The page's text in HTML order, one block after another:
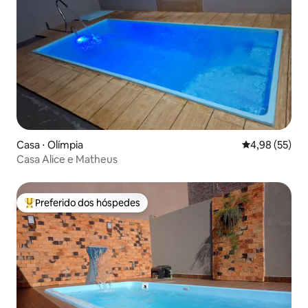
Casa ⋅ Olímpia 4,98 de uma
4,98 (55)
Casa Alice e Matheus
Entre os melhores preferidos dos hóspedes
Preferido dos hóspedes